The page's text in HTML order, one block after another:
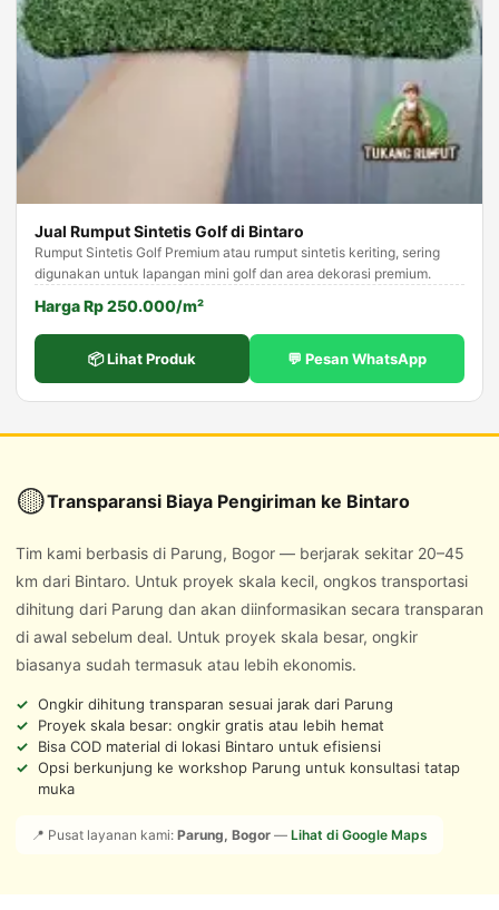
Jual Rumput Sintetis Golf di Bintaro
Rumput Sintetis Golf Premium atau rumput sintetis keriting, sering
digunakan untuk lapangan mini golf dan area dekorasi premium.
Harga Rp 250.000/m²
📦 Lihat Produk 💬 Pesan WhatsApp
🟡Transparansi Biaya Pengiriman ke Bintaro
Tim kami berbasis di Parung, Bogor — berjarak sekitar 20–45
km dari Bintaro. Untuk proyek skala kecil, ongkos transportasi
dihitung dari Parung dan akan diinformasikan secara transparan
di awal sebelum deal. Untuk proyek skala besar, ongkir
biasanya sudah termasuk atau lebih ekonomis.
Ongkir dihitung transparan sesuai jarak dari Parung
Proyek skala besar: ongkir gratis atau lebih hemat
Bisa COD material di lokasi Bintaro untuk efisiensi
Opsi berkunjung ke workshop Parung untuk konsultasi tatap
muka
📍 Pusat layanan kami: Parung, Bogor — Lihat di Google Maps